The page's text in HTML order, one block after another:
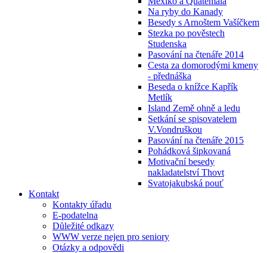
Na ryby do Kanady
Besedy s Arnoštem Vašíčkem
Stezka po pověstech
Studenska
Pasování na čtenáře 2014
Cesta za domorodými kmeny
- přednáška
Beseda o knížce Kapřík
Metlík
Island Země ohně a ledu
Setkání se spisovatelem
V.Vondruškou
Pasování na čtenáře 2015
Pohádková šipkovaná
Motivační besedy
nakladatelství Thovt
Svatojakubská pouť
Kontakt
Kontakty úřadu
E-podatelna
Důležité odkazy
WWW verze nejen pro seniory
Otázky a odpovědi